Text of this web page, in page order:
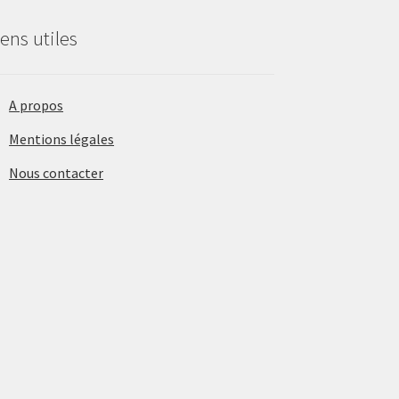
utiles
A propos
Mentions légales
Nous contacter